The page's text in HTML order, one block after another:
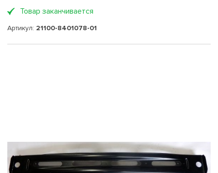
Товар заканчивается
Артикул: 21100-8401078-01